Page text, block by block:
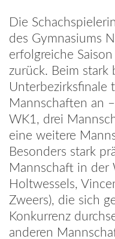
Die
des Gymnasiums
erfolgreiche
zurück. Beim stark
Mannschaften an
WK1, drei
eine weitere
Besonders stark
Mannschaft in der
Holtwessels,
Zweers), die sich
Konkurrenz
anderen